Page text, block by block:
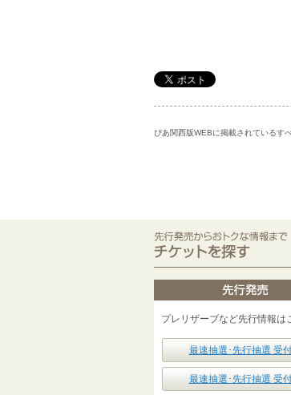
ぴあ関西版WEBに掲載されているす
プレリザーブなど先行情報は
最速抽選･先行抽選 受
最速抽選･先行抽選 受